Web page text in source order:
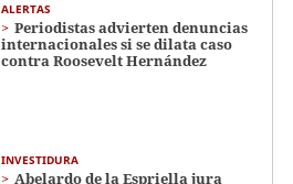
ALERTAS
Periodistas advierten denuncias
internacionales si se dilata caso
contra Roosevelt Hernández
INVESTIDURA
Abelardo de la Espriella jura